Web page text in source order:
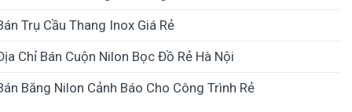
Trụ Cầu Thang Inox Giá Rẻ
Chỉ Bán Cuộn Nilon Bọc Đồ Rẻ Hà Nội
Băng Nilon Cảnh Báo Cho Công Trình Rẻ